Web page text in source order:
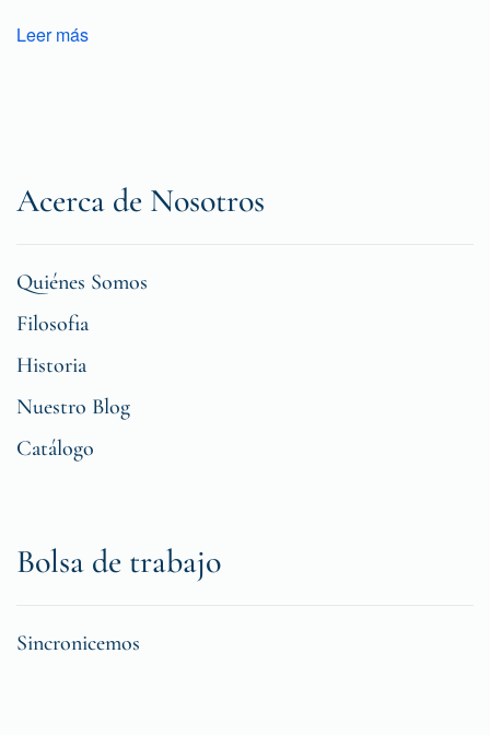
Leer más
Acerca de Nosotros
Quiénes Somos
Filosofia
Historia
Nuestro Blog
Catálogo
Bolsa de trabajo
Sincronicemos